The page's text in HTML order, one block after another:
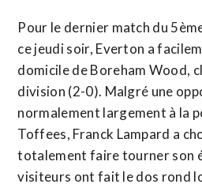
Pour le dernier match du
ce jeudi soir, Everton a
domicile de Boreham Wood,
division (2-0). Malgré une
normalement largement à la
Toffees, Franck Lampard a
totalement faire tourner son
visiteurs ont fait le dos rond